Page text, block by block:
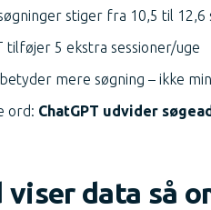
stiger fra 10,5 til
tilføjer 5 ekstra sessioner/uge
mere søgning – ikke
ord: ChatGPT udvider
viser data så